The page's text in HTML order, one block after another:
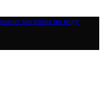
магазина по коду